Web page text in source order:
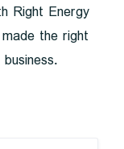
Right Energy
the right